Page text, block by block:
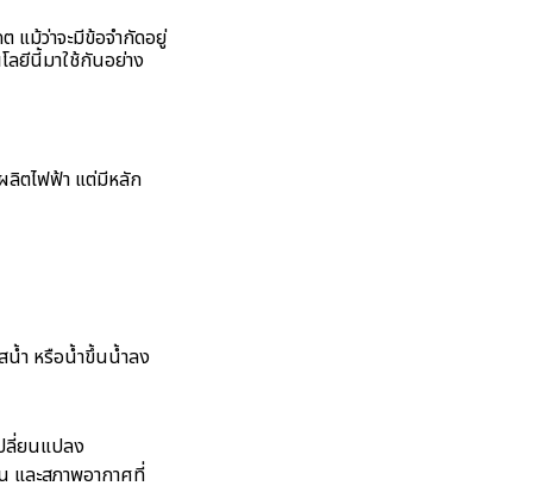
แม้ว่าจะมีข้อจำกัดอยู่
ลยีนี้มาใช้กันอย่าง
ลิตไฟฟ้า แต่มีหลัก
น้ำ หรือน้ำขึ้นน้ำลง
ลี่ยนแปลง
และสภาพอากาศที่